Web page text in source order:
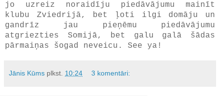
jo uzreiz noraidīju piedāvājumu mainīt
klubu Zviedrijā, bet ļoti ilgi domāju un
gandrīz jau pieņēmu piedāvājumu
atgriezties Somijā, bet galu galā šādas
pārmaiņas šogad neveicu. See ya!
Jānis Kūms plkst. 10:24 3 komentāri: